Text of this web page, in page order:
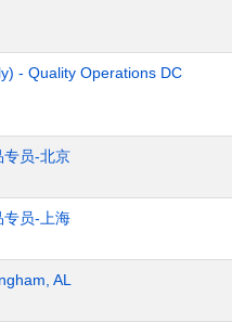
- Quality Operations DC
专员-北京
专员-上海
AL